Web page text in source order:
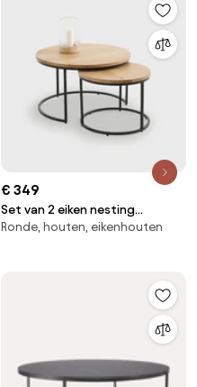
€ 349
Set van 2 eiken nesting
salontafels, Hiba
Ronde, houten, eikenhouten